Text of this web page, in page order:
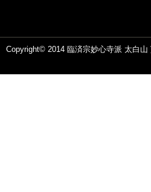
Copyright© 2014 臨済宗妙心寺派 太白